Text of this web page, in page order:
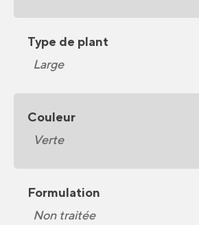
Type de plant
Large
Couleur
Verte
Formulation
Non traitée